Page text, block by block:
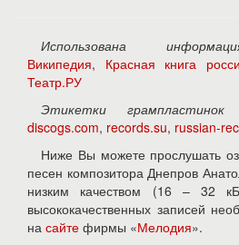
Использована
Википедия, Красная книга
Театр.РУ
Этикетки
discogs.com, records.su, russian-
Ниже Вы можете прослушать
песен композитора Днепров
низким качеством (16 – 32
высококачественных записей
на сайте фирмы «Мелодия».